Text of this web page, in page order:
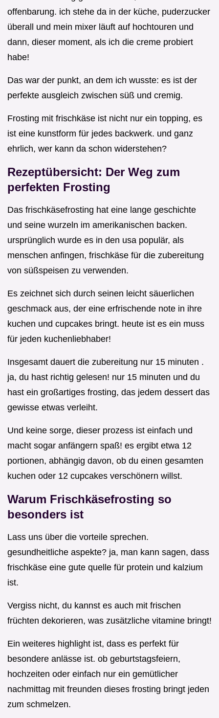
offenbarung. ich stehe da in der küche, puderzucker
überall und mein mixer läuft auf hochtouren und
dann, dieser moment, als ich die creme probiert
habe!
Das war der punkt, an dem ich wusste: es ist der
perfekte ausgleich zwischen süß und cremig.
Frosting mit frischkäse ist nicht nur ein topping, es
ist eine kunstform für jedes backwerk. und ganz
ehrlich, wer kann da schon widerstehen?
Rezeptübersicht: Der Weg zum
perfekten Frosting
Das frischkäsefrosting hat eine lange geschichte
und seine wurzeln im amerikanischen backen.
ursprünglich wurde es in den usa populär, als
menschen anfingen, frischkäse für die zubereitung
von süßspeisen zu verwenden.
Es zeichnet sich durch seinen leicht säuerlichen
geschmack aus, der eine erfrischende note in ihre
kuchen und cupcakes bringt. heute ist es ein muss
für jeden kuchenliebhaber!
Insgesamt dauert die zubereitung nur 15 minuten .
ja, du hast richtig gelesen! nur 15 minuten und du
hast ein großartiges frosting, das jedem dessert das
gewisse etwas verleiht.
Und keine sorge, dieser prozess ist einfach und
macht sogar anfängern spaß! es ergibt etwa 12
portionen, abhängig davon, ob du einen gesamten
kuchen oder 12 cupcakes verschönern willst.
Warum Frischkäsefrosting so
besonders ist
Lass uns über die vorteile sprechen.
gesundheitliche aspekte? ja, man kann sagen, dass
frischkäse eine gute quelle für protein und kalzium
ist.
Vergiss nicht, du kannst es auch mit frischen
früchten dekorieren, was zusätzliche vitamine bringt!
Ein weiteres highlight ist, dass es perfekt für
besondere anlässe ist. ob geburtstagsfeiern,
hochzeiten oder einfach nur ein gemütlicher
nachmittag mit freunden dieses frosting bringt jeden
zum schmelzen.